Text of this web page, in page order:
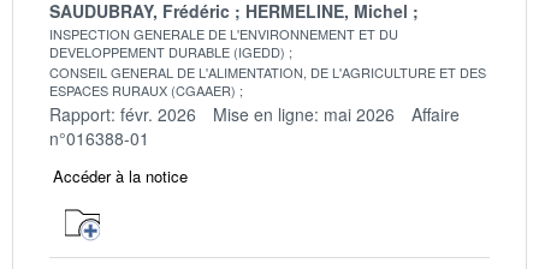
SAUDUBRAY, Frédéric HERMELINE, Michel
INSPECTION GENERALE DE L'ENVIRONNEMENT ET DU
DEVELOPPEMENT DURABLE (IGEDD)
CONSEIL GENERAL DE L'ALIMENTATION, DE L'AGRICULTURE ET DES
ESPACES RURAUX (CGAAER)
Rapport: févr. 2026 Mise en ligne: mai 2026
Affaire
n°016388-01
Accéder à la notice